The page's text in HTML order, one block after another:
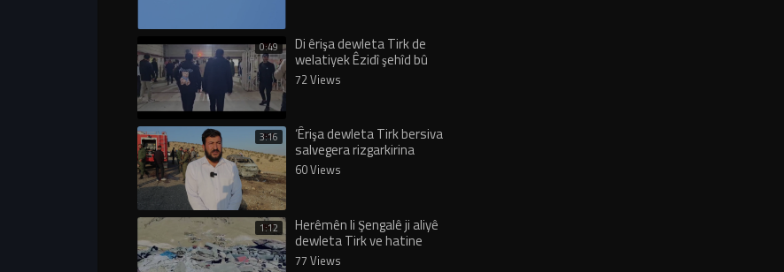
0:49 Di êrişa dewleta Tirk de
welatiyek Êzidî şehîd bû
72 Views
3:16 ‘Êrişa dewleta Tirk bersiva
salvegera rizgarkirina
Şengalê ye’
60 Views
1:12 Herêmên li Şengalê ji aliyê
dewleta Tirk ve hatine
bombebarankirin
77 Views